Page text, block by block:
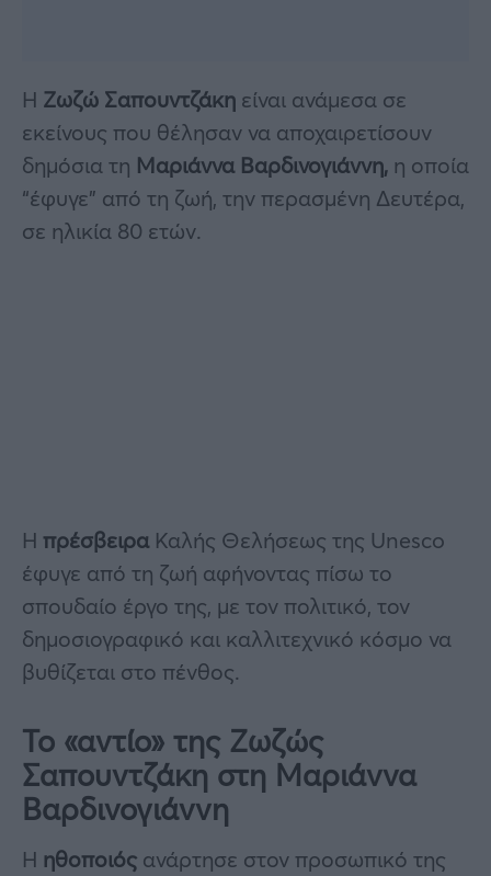
Η Ζωζώ Σαπουντζάκη είναι ανάμεσα σε
εκείνους που θέλησαν να αποχαιρετίσουν
δημόσια τη Μαριάννα Βαρδινογιάννη, η οποία
“έφυγε” από τη ζωή, την περασμένη Δευτέρα,
σε ηλικία 80 ετών.
Η πρέσβειραΚαλής Θελήσεως της Unesco
έφυγε από τη ζωή αφήνοντας πίσω το
σπουδαίο έργο της, με τον πολιτικό, τον
δημοσιογραφικό και καλλιτεχνικό κόσμο να
βυθίζεται στο πένθος.
Το «αντίο» της Ζωζώς
Σαπουντζάκη στη Μαριάννα
Βαρδινογιάννη
Η ηθοποιός ανάρτησε στον προσωπικό της